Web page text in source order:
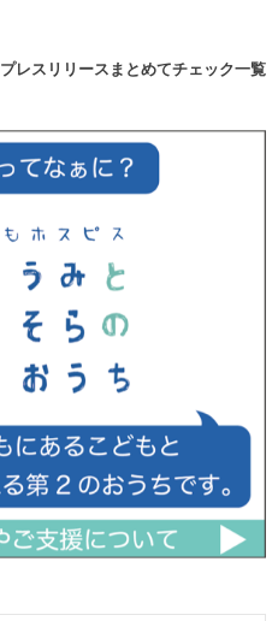
プレスリリースまとめてチェック一覧